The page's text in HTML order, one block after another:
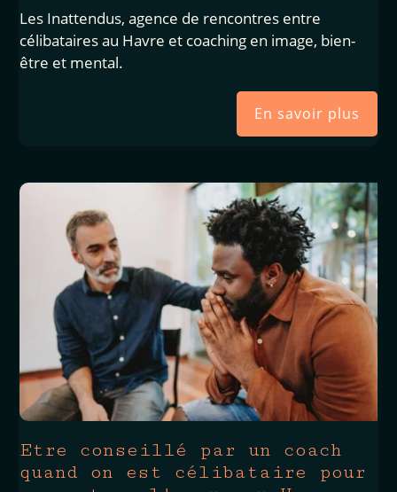
Les Inattendus, agence de rencontres entre
célibataires au Havre et coaching en image, bien-
être et mental.
En savoir plus
Etre conseillé par un coach
quand on est célibataire pour